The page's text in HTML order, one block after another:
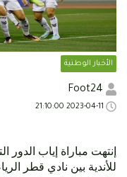
الأخبار الوطنية
إنتهت مباراة إياب
للأندية بين نادي قطر